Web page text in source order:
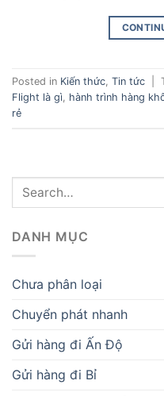
Posted in Kiến thức, Tin tức
Flight là gì, hành trình hàng
rẻ
DANH MỤC
Chưa phân loại
Chuyển phát nhanh
Gửi hàng đi Ấn Độ
Gửi hàng đi Bỉ